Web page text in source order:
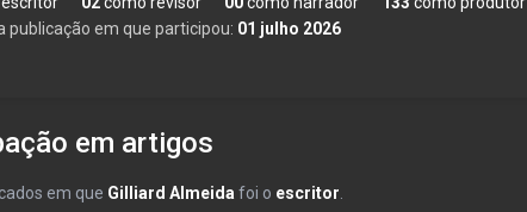
publicação em que participou: 01 julho 2026
em artigos
em que Gilliard Almeida foi o escritor